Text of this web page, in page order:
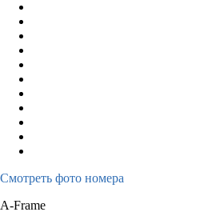
Смотреть фото номера
A-Frame